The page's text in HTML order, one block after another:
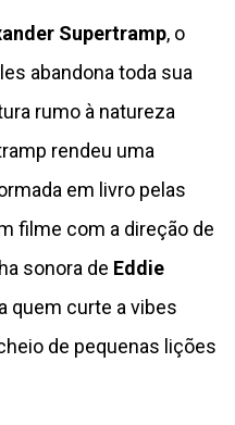
Supertramp, o
abandona toda sua
rumo à natureza
rendeu uma
em livro pelas
filme com a direção de
sonora de Eddie
quem curte a vibes
de pequenas lições